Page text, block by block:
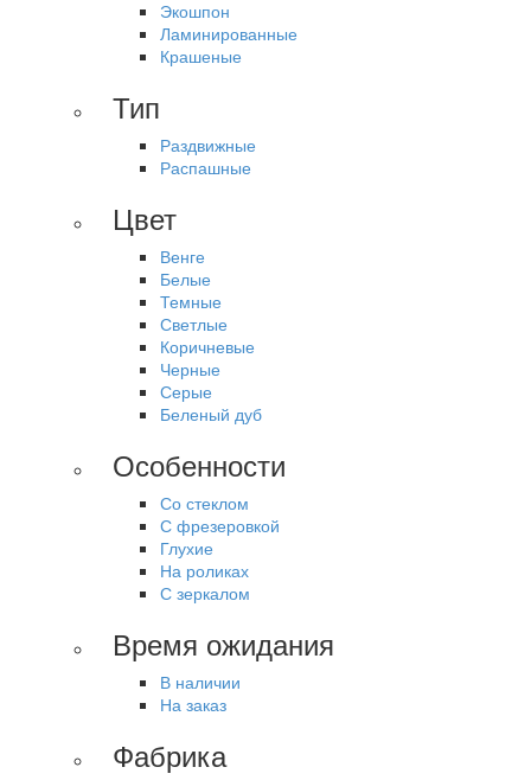
Экошпон
Ламинированные
Крашеные
Тип
Раздвижные
Распашные
Цвет
Венге
Белые
Темные
Светлые
Коричневые
Черные
Серые
Беленый дуб
Особенности
Со стеклом
С фрезеровкой
Глухие
На роликах
С зеркалом
Время ожидания
В наличии
На заказ
Фабрика